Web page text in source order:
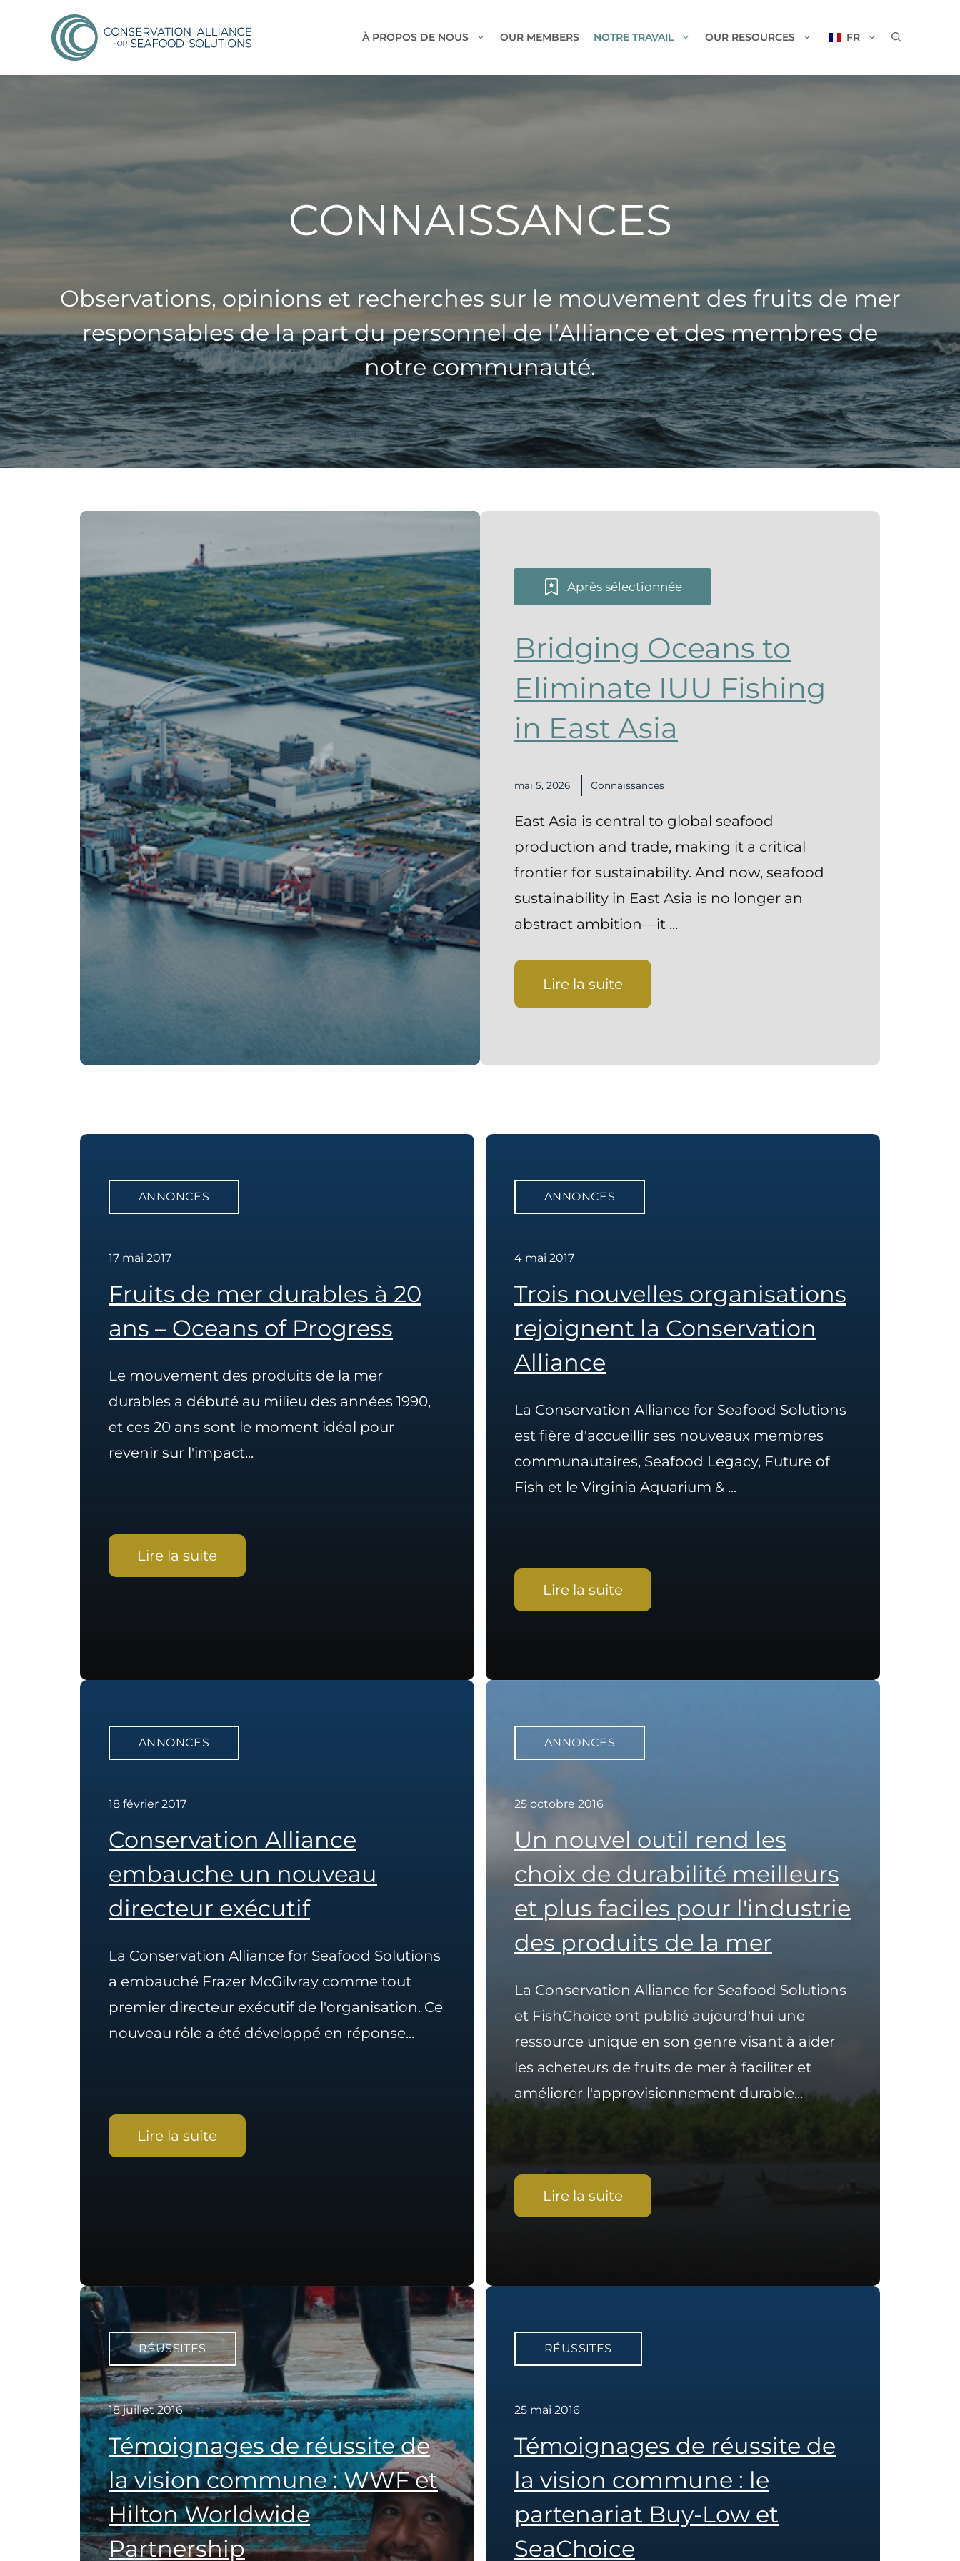
À PROPOS DE NOUS OUR MEMBERS NOTRE TRAVAIL OUR RESOURCES FR
CONNAISSANCES
Observations, opinions et recherches sur le mouvement des fruits de mer
responsables de la part du personnel de l’Alliance et des membres de
notre communauté.
Après sélectionnée
Bridging Oceans to
Eliminate IUU Fishing
in East Asia
mai 5, 2026 Connaissances
East Asia is central to global seafood
production and trade, making it a critical
frontier for sustainability. And now, seafood
sustainability in East Asia is no longer an
abstract ambition—it ...
Lire la suite
ANNONCES
17 mai 2017
Fruits de mer durables à 20
ans – Oceans of Progress
Le mouvement des produits de la mer
durables a débuté au milieu des années 1990,
et ces 20 ans sont le moment idéal pour
revenir sur l'impact...
Lire la suite
ANNONCES
4 mai 2017
Trois nouvelles organisations
rejoignent la Conservation
Alliance
La Conservation Alliance for Seafood Solutions
est fière d'accueillir ses nouveaux membres
communautaires, Seafood Legacy, Future of
Fish et le Virginia Aquarium & ...
Lire la suite
ANNONCES
18 février 2017
Conservation Alliance
embauche un nouveau
directeur exécutif
La Conservation Alliance for Seafood Solutions
a embauché Frazer McGilvray comme tout
premier directeur exécutif de l'organisation. Ce
nouveau rôle a été développé en réponse...
Lire la suite
ANNONCES
25 octobre 2016
Un nouvel outil rend les
choix de durabilité meilleurs
et plus faciles pour l'industrie
des produits de la mer
La Conservation Alliance for Seafood Solutions
et FishChoice ont publié aujourd'hui une
ressource unique en son genre visant à aider
les acheteurs de fruits de mer à faciliter et
améliorer l'approvisionnement durable...
Lire la suite
RÉUSSITES
18 juillet 2016
Témoignages de réussite de
la vision commune : WWF et
Hilton Worldwide
Partnership
RÉUSSITES
25 mai 2016
Témoignages de réussite de
la vision commune : le
partenariat Buy-Low et
SeaChoice